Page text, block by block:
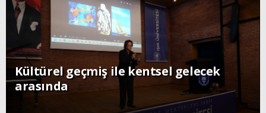
Kültürel geçmiş ile kentsel gelecek
arasında